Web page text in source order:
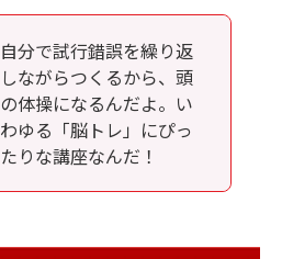
自分で試行錯誤を繰り返
しながらつくるから、頭
の体操になるんだよ。い
わゆる「脳トレ」にぴっ
たりな講座なんだ！